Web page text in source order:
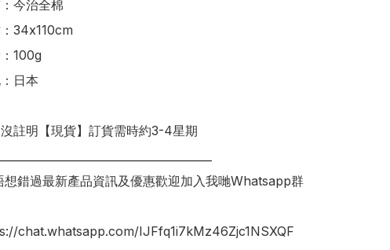
今治全棉
34x110cm
100g
日本
註明【現貨】訂貨需時約3-4星期
想錯過最新產品資訊及優惠歡迎加入我哋Whatsapp群
chat.whatsapp.com/IJFfq1i7kMz46Zjc1NSXQF